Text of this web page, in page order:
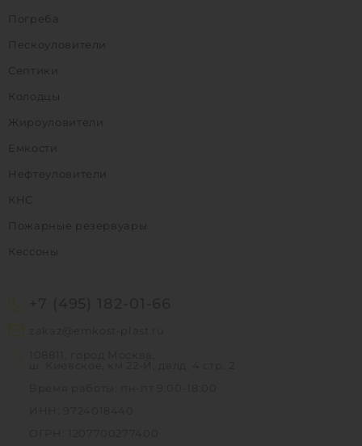
Погреба
Пескоуловители
Септики
Колодцы
Жироуловители
Емкости
Нефтеуловители
КНС
Пожарные резервуары
Кессоны